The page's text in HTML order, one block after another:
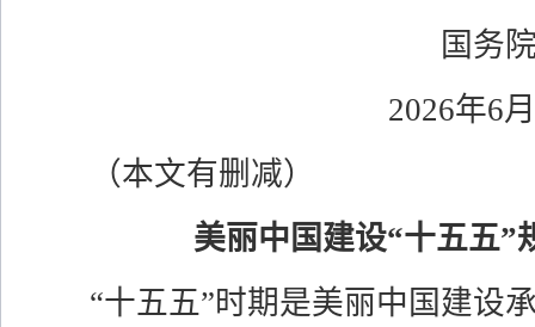
国
2026
（本文有删减）
美丽中国建设“十五五”
“十五五”时期是美丽中国建设